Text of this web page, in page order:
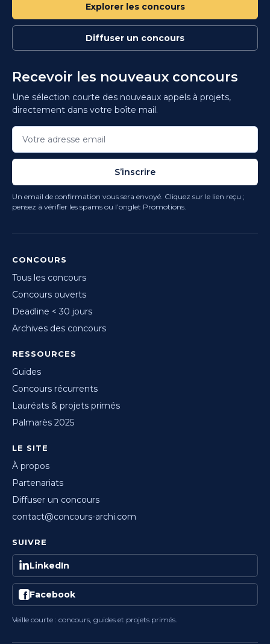
Explorer les concours
Diffuser un concours
Recevoir les nouveaux concours
Une sélection courte des nouveaux appels à projets,
directement dans votre boîte mail.
S’inscrire
Un email de confirmation vous sera envoyé. Cliquez sur le lien reçu ;
pensez à vérifier les spams ou l’onglet Promotions.
CONCOURS
Tous les concours
Concours ouverts
Deadline < 30 jours
Archives des concours
RESSOURCES
Guides
Concours récurrents
Lauréats & projets primés
Palmarès 2025
LE SITE
À propos
Partenariats
Diffuser un concours
contact@concours-archi.com
SUIVRE
LinkedIn
Facebook
Veille courte : concours, guides et projets primés.